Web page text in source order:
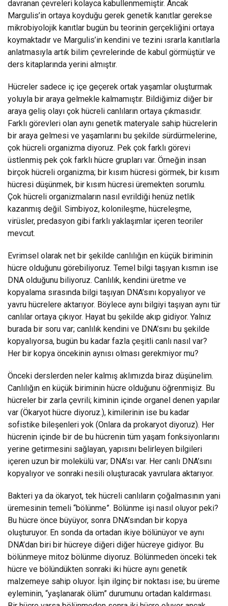
davranan çevreleri kolayca kabullenmemiştir. Ancak
Margulis’in ortaya koyduğu gerek genetik kanıtlar gerekse
mikrobiyolojik kanıtlar bugün bu teorinin gerçekliğini ortaya
koymaktadır ve Margulis’in kendini ve tezini ısrarla kanıtlarla
anlatmasıyla artık bilim çevrelerinde de kabul görmüştür ve
ders kitaplarında yerini almıştır.
Hücreler sadece iç içe geçerek ortak yaşamlar oluşturmak
yoluyla bir araya gelmekle kalmamıştır. Bildiğimiz diğer bir
araya geliş olayı çok hücreli canlıların ortaya çıkmasıdır.
Farklı görevleri olan aynı genetik materyale sahip hücrelerin
bir araya gelmesi ve yaşamlarını bu şekilde sürdürmelerine,
çok hücreli organizma diyoruz. Pek çok farklı görevi
üstlenmiş pek çok farklı hücre grupları var. Örneğin insan
birçok hücreli organizma; bir kısım hücresi görmek, bir kısım
hücresi düşünmek, bir kısım hücresi üremekten sorumlu.
Çok hücreli organizmaların nasıl evrildiği henüz netlik
kazanmış değil. Simbiyoz, kolonileşme, hücreleşme,
virüsler, predasyon gibi farklı yaklaşımlar içeren teoriler
mevcut.
Evrimsel olarak net bir şekilde canlılığın en küçük biriminin
hücre olduğunu görebiliyoruz. Temel bilgi taşıyan kısmın ise
DNA olduğunu biliyoruz. Canlılık, kendini üretme ve
kopyalama sırasında bilgi taşıyan DNA’sını kopyalıyor ve
yavru hücrelere aktarıyor. Böylece aynı bilgiyi taşıyan aynı tür
canlılar ortaya çıkıyor. Hayat bu şekilde akıp gidiyor. Yalnız
burada bir soru var; canlılık kendini ve DNA’sını bu şekilde
kopyalıyorsa, bugün bu kadar fazla çeşitli canlı nasıl var?
Her bir kopya öncekinin aynısı olması gerekmiyor mu?
Önceki derslerden neler kalmış aklımızda biraz düşünelim.
Canlılığın en küçük biriminin hücre olduğunu öğrenmişiz. Bu
hücreler bir zarla çevrili; kiminin içinde organel denen yapılar
var (Ökaryot hücre diyoruz.), kimilerinin ise bu kadar
sofistike bileşenleri yok (Onlara da prokaryot diyoruz). Her
hücrenin içinde bir de bu hücrenin tüm yaşam fonksiyonlarını
yerine getirmesini sağlayan, yapısını belirleyen bilgileri
içeren uzun bir molekülü var; DNA’sı var. Her canlı DNA’sını
kopyalıyor ve sonraki nesili oluşturacak yavrulara aktarıyor.
Bakteri ya da ökaryot, tek hücreli canlıların çoğalmasının yani
üremesinin temeli “bölünme”. Bölünme işi nasıl oluyor peki?
Bu hücre önce büyüyor, sonra DNA’sından bir kopya
oluşturuyor. En sonda da ortadan ikiye bölünüyor ve aynı
DNA’dan biri bir hücreye diğeri diğer hücreye gidiyor. Bu
bölünmeye mitoz bölünme diyoruz. Bölünmeden önceki tek
hücre ve bölündükten sonraki iki hücre aynı genetik
malzemeye sahip oluyor. İşin ilginç bir noktası ise; bu üreme
eyleminin, “yaşlanarak ölüm” durumunu ortadan kaldırması.